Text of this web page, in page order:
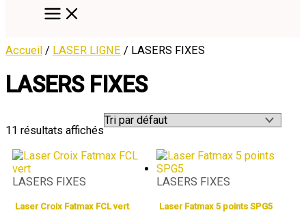
Accueil / LASER LIGNE / LASERS FIXES
LASERS FIXES
11 résultats affichés
LASERS FIXES
Laser Croix Fatmax FCL vert
LASERS FIXES
Laser Fatmax 5 points SPG5